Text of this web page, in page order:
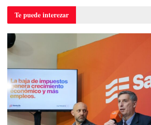
Te puedeinterezar